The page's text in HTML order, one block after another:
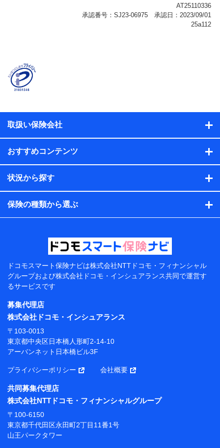
に関する情報、アンケートの回答に関する情報などが含
名、住所、生年月日、性別、保険契約者と被保険者の関
係、保険加入の目的、保険商品の内容、保険料、保険料
のお支払方法、車のメーカーや走行距離などの情報、建
ル内容や送信履歴の情報及び保険の更改案内等を提供し
保険契約情報
当社または株式会社NTTドコモ・フィナンシャルグルー
プが取得し、又は保有する保険契約に関する情報。例と
して、保険契約者及び被保険者の氏名、住所、生年月
日、性別、保険契約者と被保険者の関係、保険加入の目
的、保険商品の内容、保険料、保険料のお支払方法、車
のメーカーや走行距離などの情報、建物の構造や築年数
などの情報、ペットの種類や年齢などの情報などが含ま
提供当事者から受領当事者が個人データを取得する方法
電子的・電磁的方法等
【共同して利用する者の範囲】
当社
株式会社NTTドコモ・フィナンシャルグループ
【利用目的】
当社または株式会社NTTドコモ・フィナンシャルグルー
プが提供する保険関連サービスにおけるユーザー登録受
付および管理のため
当社または株式会社NTTドコモ・フィナンシャルグルー
携会社の保険その他に関する情報を提供するため、また
維持管理等の委託業務遂行のため、またそれらに付帯、
関連する当社または株式会社NTTドコモ・フィナンシャ
ルグループおよび提携会社のサービスを案内、提供する
ため
（各サービスで取得したサービス利用履歴、ウェブサイ
トの閲覧履歴、購買履歴、ご契約内容等のパーソナルデ
ータを分析して、お客さまの趣味・嗜好・傾向に応じた
取扱い保険会社
おすすめコンテンツ
状況から探す
保険の種類から選ぶ
ドコモスマート保険ナビは株式会社NTTドコモ・フィナンシャル
グループおよび株式会社ドコモ・インシュアランス共同で運営す
るサービスです
募集代理店
株式会社ドコモ・インシュアランス
〒103-0013
東京都中央区日本橋人形町2-14-10
アーバンネット日本橋ビル3F
プライバシーポリシー 会社概要
共同募集代理店
株式会社NTTドコモ・フィナンシャルグループ
〒100-6150
東京都千代田区永田町2丁目11番1号
山王パークタワー